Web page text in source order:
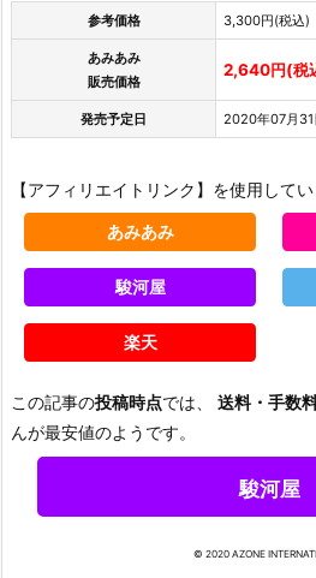
参考価格 3,300円(税込)
あみあみ
販売価格
2,640円(税
発売予定日 2020年07月31
【アフィリエイトリンク】を使用して
あみあみ
駿河屋
楽天
この記事の投稿時点では、 送料・手数
んが最安値のようです。
駿河屋
© 2020 AZONE